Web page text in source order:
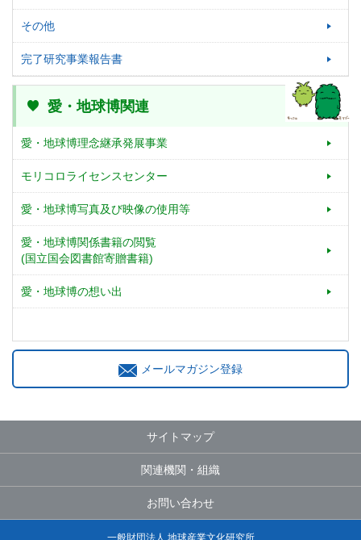
その他
完了研究事業報告書
愛・地球博関連
愛・地球博理念継承発展事業
モリコロライセンスセンター
愛・地球博写真及び映像の使用等
愛・地球博関係書籍の閲覧
(国立国会図書館寄贈書籍)
愛・地球博の想い出
メールマガジン登録
サイトマップ
関連機関・組織
お問い合わせ